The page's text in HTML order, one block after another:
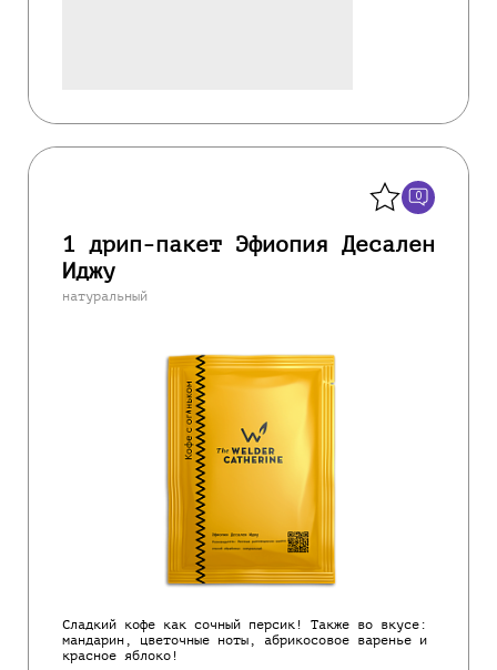
0
1 дрип-пакет Эфиопия Десален
Иджу
натуральный
Сладкий кофе как сочный персик! Также во вкусе:
мандарин, цветочные ноты, абрикосовое варенье и
красное яблоко!